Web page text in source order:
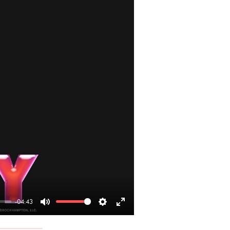
-04:43
Mute SettingsEnter